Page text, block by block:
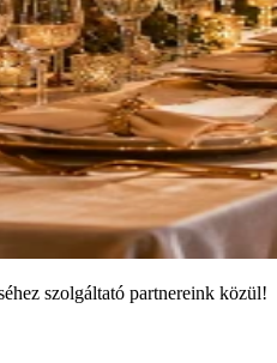
szolgáltató partnereink közül!